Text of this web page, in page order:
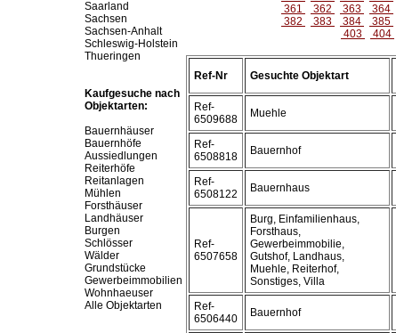
Saarland
Sachsen
Sachsen-Anhalt
Schleswig-Holstein
Thueringen
Kaufgesuche nach
Objektarten:
Bauernhäuser
Bauernhöfe
Aussiedlungen
Reiterhöfe
Reitanlagen
Mühlen
Forsthäuser
Landhäuser
Burgen
Schlösser
Wälder
Grundstücke
Gewerbeimmobilien
Wohnhaeuser
Alle Objektarten
361
362 363 364
382
383 384 385
403
404
Ref-Nr Gesuchte Objektart
Ref-
6509688
Muehle
Ref-
6508818
Bauernhof
Ref-
6508122
Bauernhaus
Ref-
6507658
Burg, Einfamilienhaus,
Forsthaus,
Gewerbeimmobilie,
Gutshof, Landhaus,
Muehle, Reiterhof,
Sonstiges, Villa
Ref-
6506440
Bauernhof